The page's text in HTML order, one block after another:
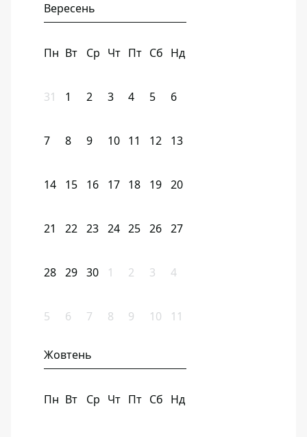
Вересень
Пн Вт Ср Чт Пт Сб Нд
31 1 2 3 4 5 6
7 8 9 10 11 12 13
14 15 16 17 18 19 20
21 22 23 24 25 26 27
28 29 30 1 2 3 4
5 6 7 8 9 10 11
Жовтень
Пн Вт Ср Чт Пт Сб Нд